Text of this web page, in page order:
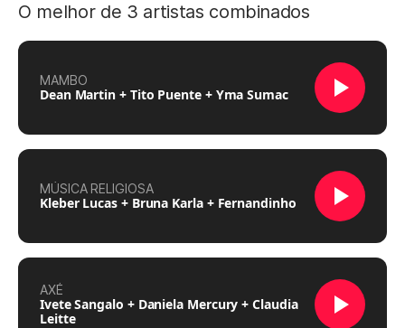
O melhor de 3 artistas combinados
MAMBO
Dean Martin + Tito Puente + Yma Sumac
MÚSICA RELIGIOSA
Kleber Lucas + Bruna Karla + Fernandinho
AXÉ
Ivete Sangalo + Daniela Mercury + Claudia
Leitte